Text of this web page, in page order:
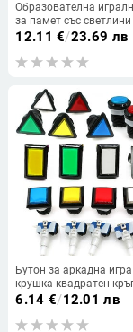
Образователна
за памет със
Играчка Интерактивна
Машина за обучение
Забавни играчки за
12.11 €/23.69 лв
Бутон за аркадна
крушка квадратен
правоъгълен
винт за части на
Machine Направи си
6.14 €/12.01 лв